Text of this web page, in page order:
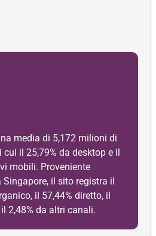
media di 5,172 milioni di
il 25,79% da desktop e il
mobili. Proveniente
Singapore, il sito registra il
il 57,44% diretto, il
2,48% da altri canali.